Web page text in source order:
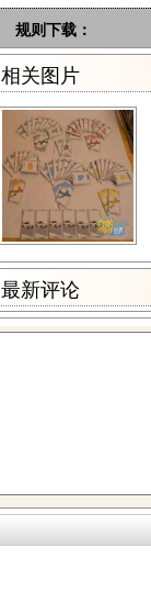
规则下载：
相关图片
最新评论